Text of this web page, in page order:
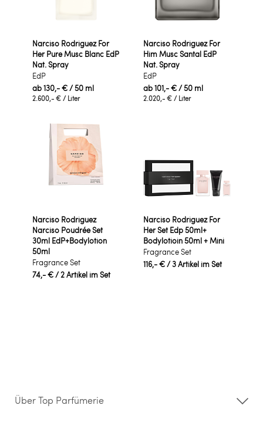
Narciso Rodriguez For
Her Pure Musc Blanc EdP
Nat. Spray
EdP
ab130,- €/ 50 ml
2.600,- € / Liter
Narciso Rodriguez For
Him Musc Santal EdP
Nat. Spray
EdP
ab101,- €/ 50 ml
2.020,- € / Liter
Narciso Rodriguez
Narciso Poudrée Set
30ml EdP+Bodylotion
50ml
Fragrance Set
74,- €/ 2 Artikel im Set
Narciso Rodriguez For
Her Set Edp 50ml+
Bodylotioin 50ml + Mini
Fragrance Set
116,- €/ 3 Artikel im Set
Über Top Parfümerie